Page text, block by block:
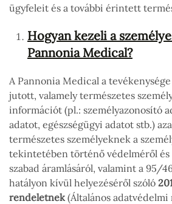
ügyfeleit és a további érintett
Hogyan kezeli a
Pannonia Medical?
A Pannonia Medical a
jutott, valamely természetes
információt (pl.: személyazonosító
adatot, egészségügyi adatot stb.)
természetes személyeknek a
tekintetében történő védelméről és
szabad áramlásáról, valamint a 95/
hatályon kívül helyezéséről szóló
rendeletnek (Általános